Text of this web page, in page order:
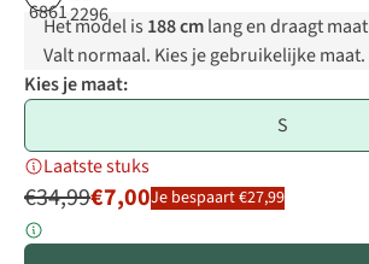
Het model is 188 cmlang en draagt maat
Valt normaal. Kies je gebruikelijke maat.
Kies je maat:
S
Laatste stuks
€34,99€7,00Je bespaart €27,99